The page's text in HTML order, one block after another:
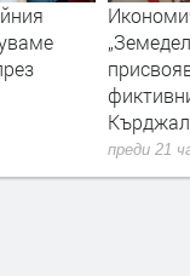
преди 21